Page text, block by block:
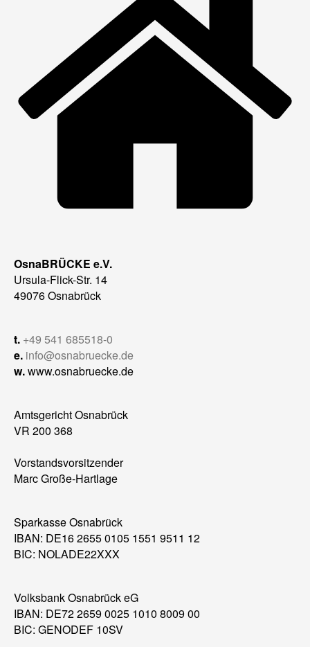
OsnaBRÜCKE e.V.
Ursula-Flick-Str. 14
49076 Osnabrück
t. +49 541 685518-0
e. info@osnabruecke.de
w.www.osnabruecke.de
Amtsgericht Osnabrück
VR 200 368
Vorstandsvorsitzender
Marc Große-Hartlage
Sparkasse Osnabrück
IBAN: DE16 2655 0105 1551 9511 12
BIC: NOLADE22XXX
Volksbank Osnabrück eG
IBAN: DE72 2659 0025 1010 8009 00
BIC: GENODEF 10SV